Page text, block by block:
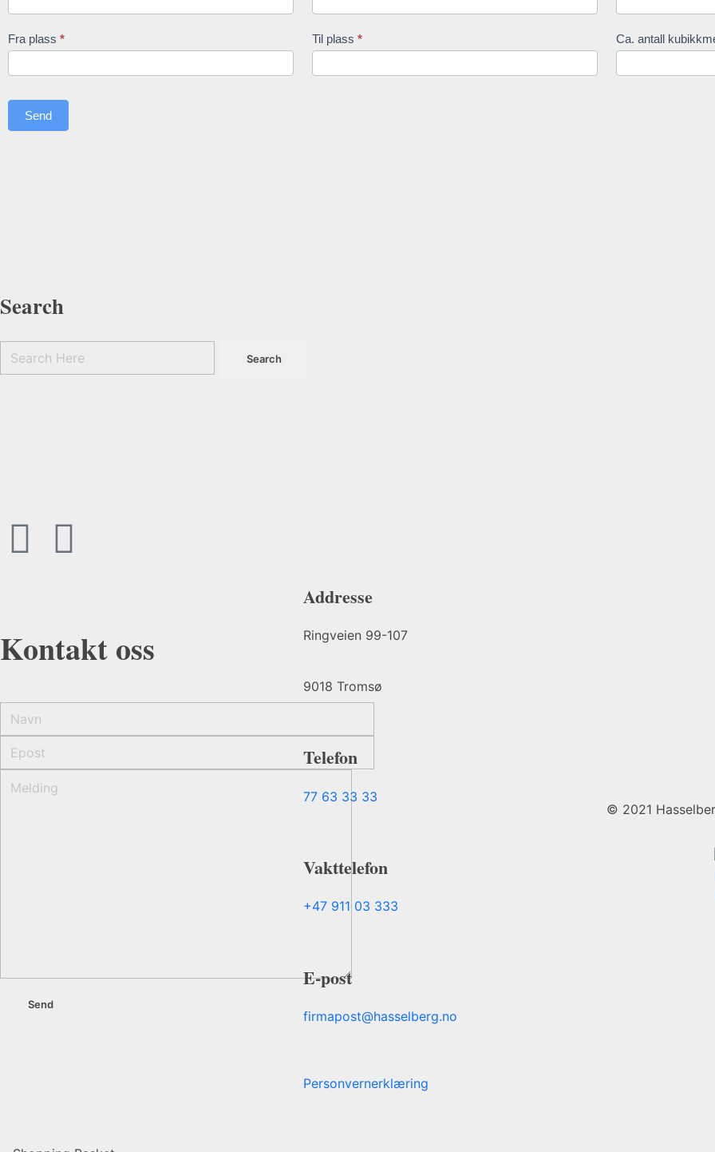
Us
Fra plass * Til plass * Ca. antall
Send
Search
Kontakt oss
Addresse
Ringveien 99-107
9018 Tromsø
Telefon
77 63 33 33
Vakttelefon
+47 911 03 333
E-post
firmapost@hasselberg.no
Personvernerklæring
© 2021